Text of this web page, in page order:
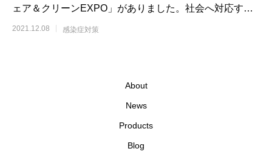
ェア＆クリーンEXPO」がありました。社会へ対応する
ために
2021.12.08 感染症対策
About
News
Products
Blog